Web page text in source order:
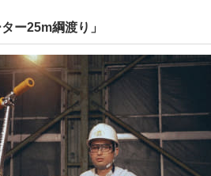
ー25m綱渡り」